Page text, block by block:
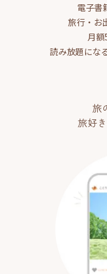
電子書
旅行・お
月
読み放題にな
旅
旅好